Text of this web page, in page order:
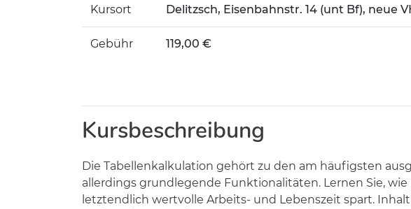
Kursort Delitzsch, Eisenbahnstr. 14 (unt Bf), neue
Gebühr 119,00 €
Kursbeschreibung
Die Tabellenkalkulation gehört zu den am häufigsten
allerdings grundlegende Funktionalitäten. Lernen Sie,
letztendlich wertvolle Arbeits- und Lebenszeit spart.